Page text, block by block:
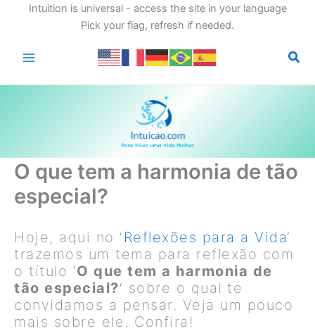
Intuition is universal - access the site in your language
Pick your flag, refresh if needed.
O que tem a harmonia de tão
especial?
Hoje, aqui no ‘ Reflexões para a Vida‘
trazemos um tema para reflexão com
o título ‘O que tem a harmonia de
tão especial?‘ sobre o qual te
convidamos a pensar. Veja um pouco
mais sobre ele. Confira!